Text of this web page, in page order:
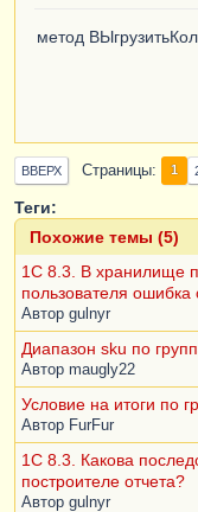
метод
ВВЕРХ Страницы 1
Теги:
Похожие темы (5)
1С 8.3. В хранилище
пользователя ошибка
Автор gulnyr
Диапазон sku по
Автор maugly22
Условие на итоги по
Автор FurFur
1С 8.3. Какова
построителе отчета?
Автор gulnyr